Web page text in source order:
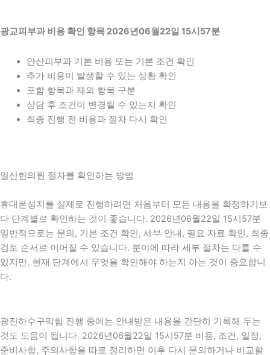
광교피부과 비용 확인 항목 2026년06월22일 15시57분
안산피부과 기본 비용 또는 기본 조건 확인
추가 비용이 발생할 수 있는 상황 확인
포함 항목과 제외 항목 구분
상담 후 조건이 변경될 수 있는지 확인
최종 진행 전 비용과 절차 다시 확인
일산한의원 절차를 확인하는 방법
휴대폰성지를 실제로 진행하려면 처음부터 모든 내용을 확정하기보
다 단계별로 확인하는 것이 좋습니다. 2026년06월22일 15시57분
일반적으로는 문의, 기본 조건 확인, 세부 안내, 필요 자료 확인, 최종
검토 순서로 이어질 수 있습니다. 분야에 따라 세부 절차는 다를 수
있지만, 현재 단계에서 무엇을 확인해야 하는지 아는 것이 중요합니
다.
광진하수구막힘 진행 중에는 안내받은 내용을 간단히 기록해 두는
것도 도움이 됩니다. 2026년06월22일 15시57분 비용, 조건, 일정,
준비사항, 주의사항을 따로 정리하면 이후 다시 문의하거나 비교할